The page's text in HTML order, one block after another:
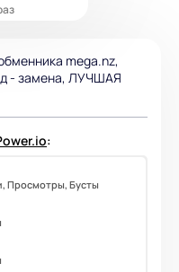
mega.nz,
- замена, ЛУЧШАЯ
:
Просмотры, Бусты